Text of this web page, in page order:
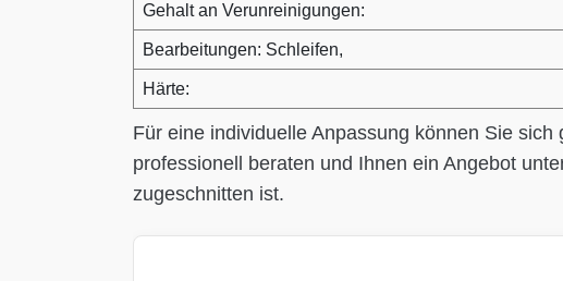
Gehalt an Verunreinigungen:
Bearbeitungen: Schleifen,
Härte:
Für eine individuelle Anpassung können Sie
professionell beraten und Ihnen ein Angebot
zugeschnitten ist.